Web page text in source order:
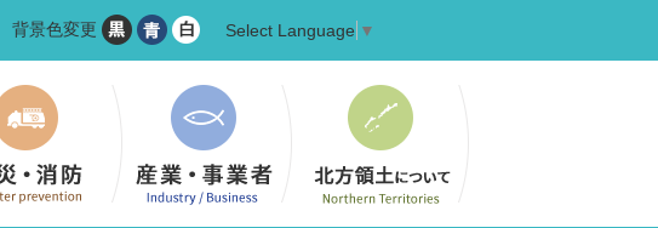
背景色変更 Select Language ▼